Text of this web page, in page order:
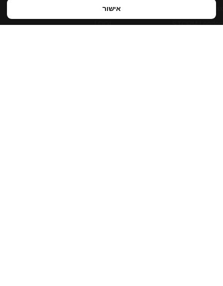
STORM London
slimTECH
LOQI
אישור